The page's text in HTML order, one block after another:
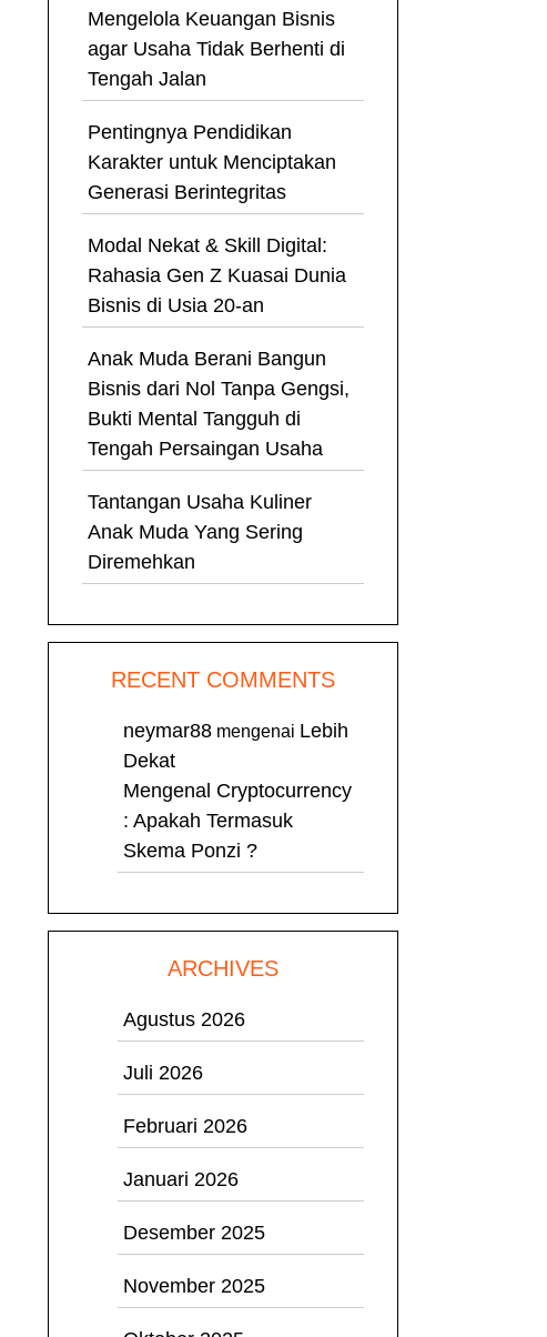
Mengelola Keuangan Bisnis
agar Usaha Tidak Berhenti di
Tengah Jalan
Pentingnya Pendidikan
Karakter untuk Menciptakan
Generasi Berintegritas
Modal Nekat & Skill Digital:
Rahasia Gen Z Kuasai Dunia
Bisnis di Usia 20-an
Anak Muda Berani Bangun
Bisnis dari Nol Tanpa Gengsi,
Bukti Mental Tangguh di
Tengah Persaingan Usaha
Tantangan Usaha Kuliner
Anak Muda Yang Sering
Diremehkan
RECENT COMMENTS
neymar88 mengenai Lebih
Dekat
Mengenal Cryptocurrency
: Apakah Termasuk
Skema Ponzi ?
ARCHIVES
Agustus 2026
Juli 2026
Februari 2026
Januari 2026
Desember 2025
November 2025